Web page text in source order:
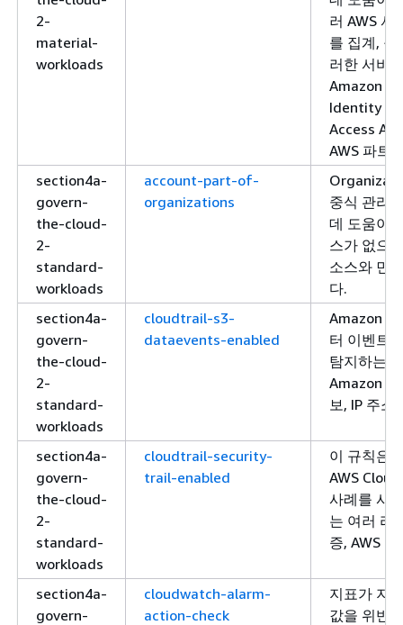
2-
material-
workloads
러 AWS 서
를 집계, 구
러한 서비
Amazon
Identity
Access
AWS 파트
section4a-
govern-
the-cloud-
2-
standard-
workloads
account-part-of-
organizations
중식 관리
데 도움이
스가 없으
소스와 민
다.
section4a-
govern-
the-cloud-
2-
standard-
workloads
cloudtrail-s3-
dataevents-enabled
Amazon
터 이벤트
탐지하는
Amazon
보, IP 주소
section4a-
govern-
the-cloud-
2-
standard-
workloads
cloudtrail-security-
trail-enabled
이 규칙은
AWS
사례를 사
는 여러 리
증, AWS
section4a-
govern-
cloudwatch-alarm-
action-check
지표가 지
값을 위반